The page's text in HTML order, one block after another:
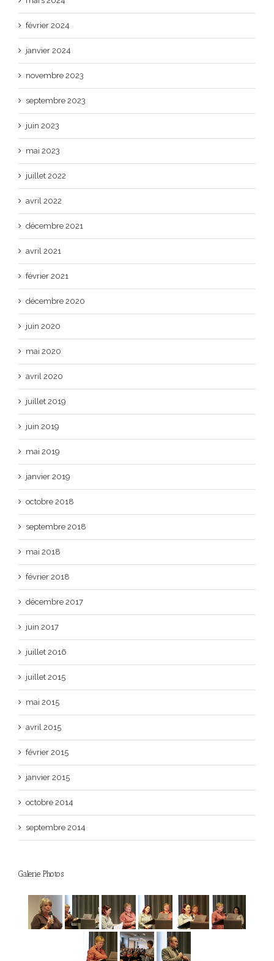
février 2024
janvier 2024
novembre 2023
septembre 2023
juin 2023
mai 2023
juillet 2022
avril 2022
décembre 2021
avril 2021
février 2021
décembre 2020
juin 2020
mai 2020
avril 2020
juillet 2019
juin 2019
mai 2019
janvier 2019
octobre 2018
septembre 2018
mai 2018
février 2018
décembre 2017
juin 2017
juillet 2016
juillet 2015
mai 2015
avril 2015
février 2015
janvier 2015
octobre 2014
septembre 2014
Galerie Photos